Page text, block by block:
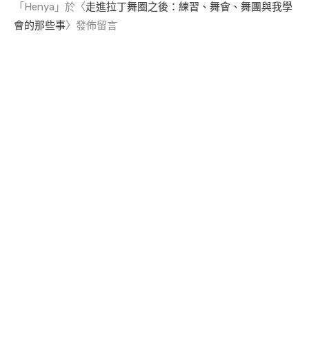
「 Henya 」於〈走進拉丁舞圈之後：練習、舞會、舞團與我學
會的那些事〉發佈留言